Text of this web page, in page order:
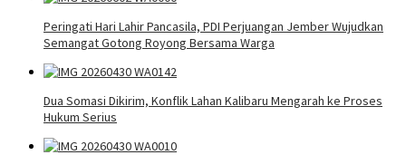
Peringati Hari Lahir Pancasila, PDI Perjuangan Jember Wujudkan
Semangat Gotong Royong Bersama Warga
Dua Somasi Dikirim, Konflik Lahan Kalibaru Mengarah ke Proses
Hukum Serius